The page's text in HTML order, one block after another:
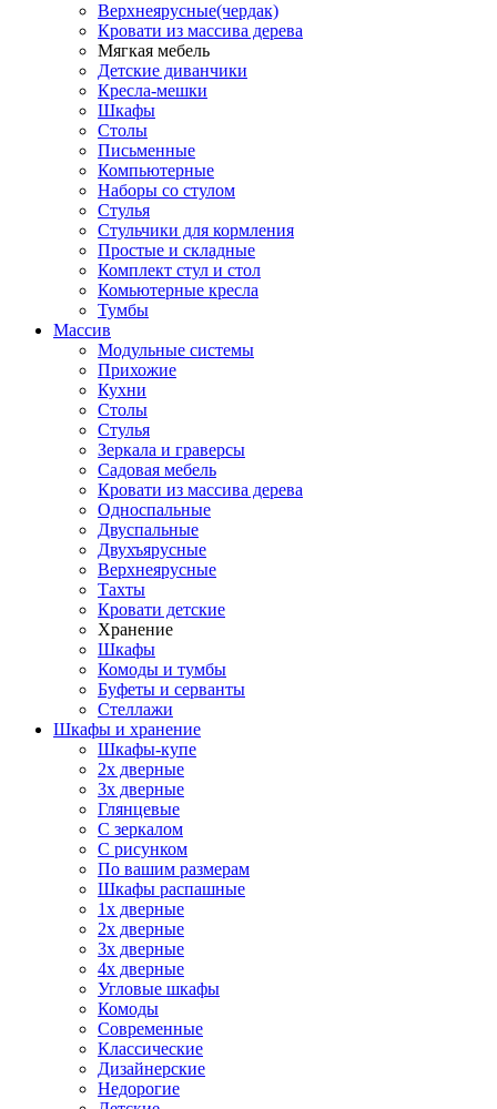
Верхнеярусные(чердак)
Кровати из массива дерева
Мягкая мебель
Детские диванчики
Кресла-мешки
Шкафы
Столы
Письменные
Компьютерные
Наборы со стулом
Стулья
Стульчики для кормления
Простые и складные
Комплект стул и стол
Комьютерные кресла
Тумбы
Массив
Модульные системы
Прихожие
Кухни
Столы
Стулья
Зеркала и граверсы
Садовая мебель
Кровати из массива дерева
Односпальные
Двуспальные
Двухъярусные
Верхнеярусные
Тахты
Кровати детские
Хранение
Шкафы
Комоды и тумбы
Буфеты и серванты
Стеллажи
Шкафы и хранение
Шкафы-купе
2х дверные
3х дверные
Глянцевые
С зеркалом
С рисунком
По вашим размерам
Шкафы распашные
1х дверные
2х дверные
3х дверные
4х дверные
Угловые шкафы
Комоды
Современные
Классические
Дизайнерские
Недорогие